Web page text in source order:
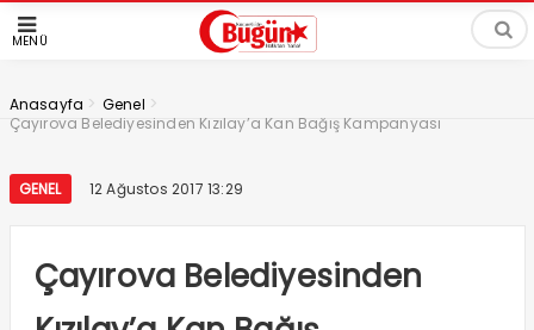
MENÜ
Anasayfa > Genel >
Çayırova Belediyesinden Kızılay’a Kan Bağış Kampanyası
GENEL 12 Ağustos 2017 13:29
Çayırova Belediyesinden